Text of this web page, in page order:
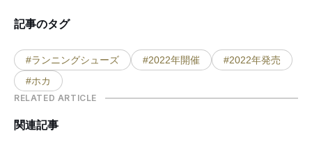
記事のタグ
#ランニングシューズ #2022年開催
#2022年発売
#ホカ
RELATED ARTICLE
関連記事